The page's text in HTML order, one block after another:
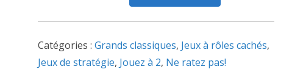
-
Edition
Catégories : Grands classiques, Jeux à rôles cachés,
Jeux de stratégie, Jouez à 2, Ne ratez pas!